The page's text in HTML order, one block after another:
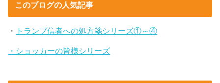
このブログの人気記事
・ トランプ信者への処方箋シリーズ①～④
・ショッカーの皆様シリーズ